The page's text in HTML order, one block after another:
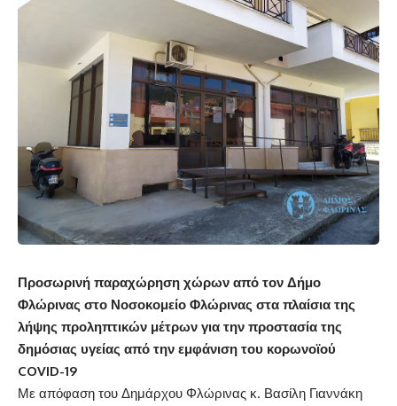
Προσωρινή παραχώρηση χώρων από τον Δήμο
Φλώρινας στο Νοσοκομείο Φλώρινας στα πλαίσια της
λήψης προληπτικών μέτρων για την προστασία της
δημόσιας υγείας από την εμφάνιση του κορωνοϊού
COVID-19
Με απόφαση του Δημάρχου Φλώρινας κ. Βασίλη Γιαννάκη